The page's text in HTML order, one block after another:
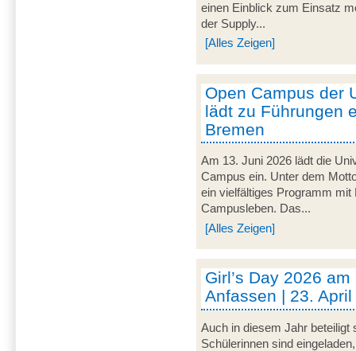
einen Einblick zum Einsatz
der Supply...
[Alles Zeigen]
Open Campus der
lädt zu Führungen
Bremen
Am 13. Juni 2026 lädt die
Campus ein. Unter dem
ein vielfältiges Programm
Campusleben. Das...
[Alles Zeigen]
Girl’s Day 2026
Anfassen | 23.
Auch in diesem Jahr beteiligt
Schülerinnen sind